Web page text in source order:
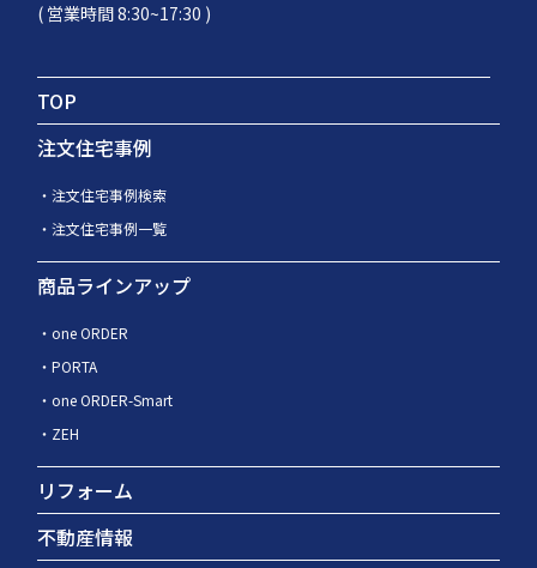
( 営業時間 8:30~17:30 )
TOP
注文住宅事例
注文住宅事例検索
注文住宅事例一覧
商品ラインアップ
one ORDER
PORTA
one ORDER-Smart
ZEH
リフォーム
不動産情報